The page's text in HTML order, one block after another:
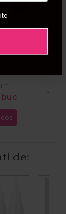
buc
LEI
cos
de: